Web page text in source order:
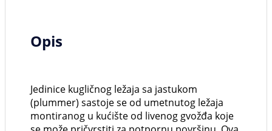
Opis
Jedinice kugličnog ležaja sa jastukom
(plummer) sastoje se od umetnutog ležaja
montiranog u kućište od livenog gvožđa koje